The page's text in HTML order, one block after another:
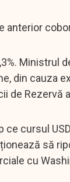
anterior
Ministrul
din cauza
de Rezervă
ce cursul
să
cu